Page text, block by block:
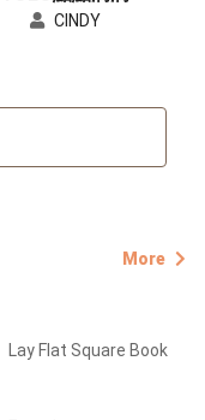
CINDY
More
Lay Flat Square Book